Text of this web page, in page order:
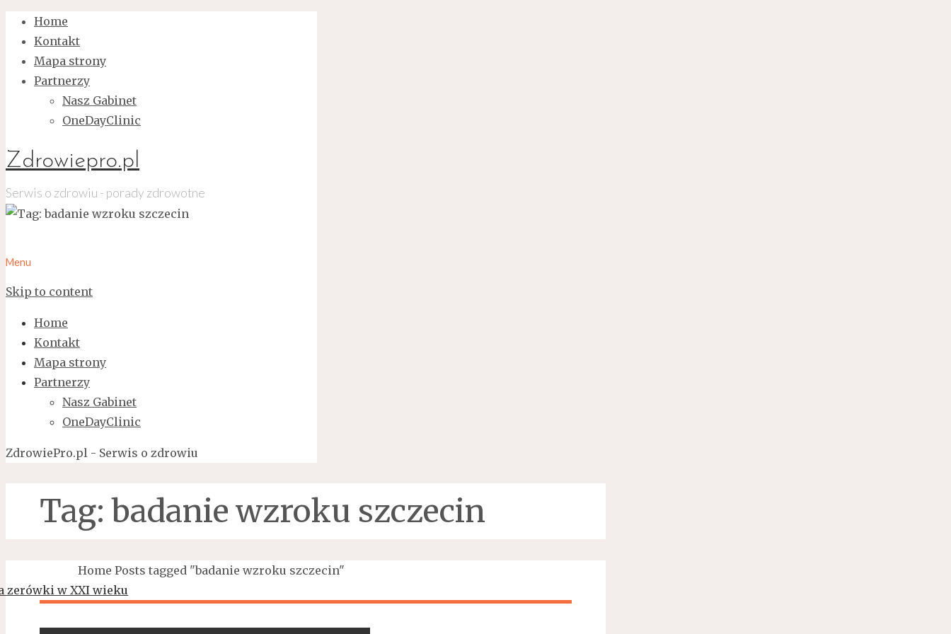
Home
Kontakt
Mapa strony
Partnerzy
Nasz Gabinet
OneDayClinic
Zdrowiepro.pl
Serwis o zdrowiu - porady zdrowotne
Menu
Skip to content
Home
Kontakt
Mapa strony
Partnerzy
Nasz Gabinet
OneDayClinic
ZdrowiePro.pl - Serwis o zdrowiu
Tag:badanie wzroku szczecin
Home Posts tagged "badanie wzroku szczecin"